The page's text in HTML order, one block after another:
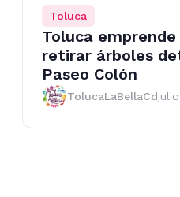
Toluca
Toluca
retirar árboles
Paseo Colón
TolucaLaBellaCd